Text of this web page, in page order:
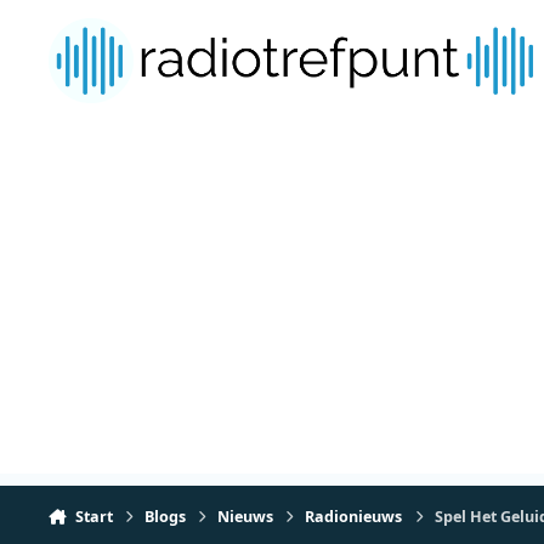
Start Blogs Nieuws Radionieuws Spel Het